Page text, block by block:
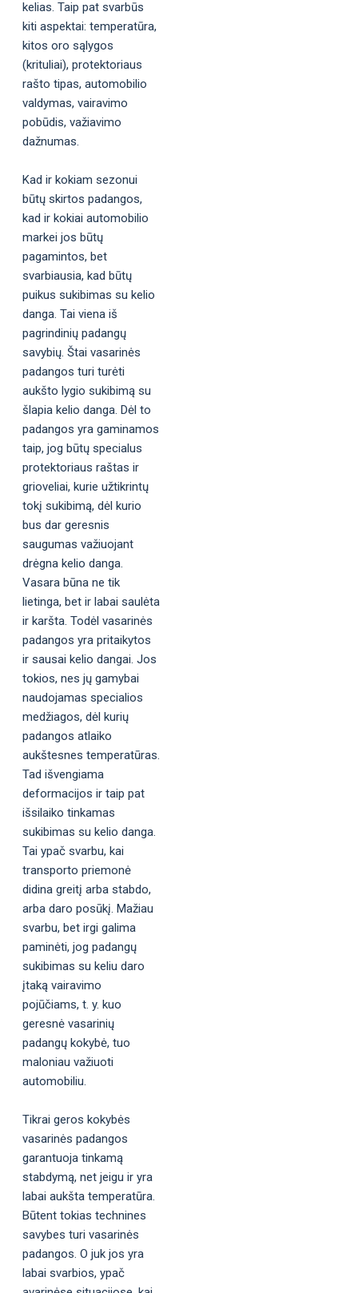
kelias. Taip pat svarbūs
kiti aspektai: temperatūra,
kitos oro sąlygos
(krituliai), protektoriaus
rašto tipas, automobilio
valdymas, vairavimo
pobūdis, važiavimo
dažnumas.
Kad ir kokiam sezonui
būtų skirtos padangos,
kad ir kokiai automobilio
markei jos būtų
pagamintos, bet
svarbiausia, kad būtų
puikus sukibimas su kelio
danga. Tai viena iš
pagrindinių padangų
savybių. Štai vasarinės
padangos turi turėti
aukšto lygio sukibimą su
šlapia kelio danga. Dėl to
padangos yra gaminamos
taip, jog būtų specialus
protektoriaus raštas ir
grioveliai, kurie užtikrintų
tokį sukibimą, dėl kurio
bus dar geresnis
saugumas važiuojant
drėgna kelio danga.
Vasara būna ne tik
lietinga, bet ir labai saulėta
ir karšta. Todėl vasarinės
padangos yra pritaikytos
ir sausai kelio dangai. Jos
tokios, nes jų gamybai
naudojamas specialios
medžiagos, dėl kurių
padangos atlaiko
aukštesnes temperatūras.
Tad išvengiama
deformacijos ir taip pat
išsilaiko tinkamas
sukibimas su kelio danga.
Tai ypač svarbu, kai
transporto priemonė
didina greitį arba stabdo,
arba daro posūkį. Mažiau
svarbu, bet irgi galima
paminėti, jog padangų
sukibimas su keliu daro
įtaką vairavimo
pojūčiams, t. y. kuo
geresnė vasarinių
padangų kokybė, tuo
maloniau važiuoti
automobiliu.
Tikrai geros kokybės
vasarinės padangos
garantuoja tinkamą
stabdymą, net jeigu ir yra
labai aukšta temperatūra.
Būtent tokias technines
savybes turi vasarinės
padangos. O juk jos yra
labai svarbios, ypač